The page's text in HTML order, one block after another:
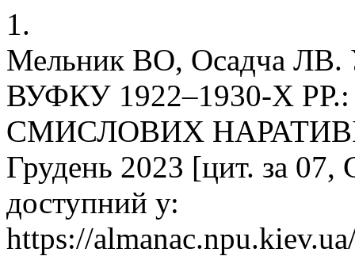
1.
Мельник ВО, Осадча
ВУФКУ 1922–1930-Х
СМИСЛОВИХ НАРАТИВІВ.
Грудень 2023 [цит. за
доступний у:
https://